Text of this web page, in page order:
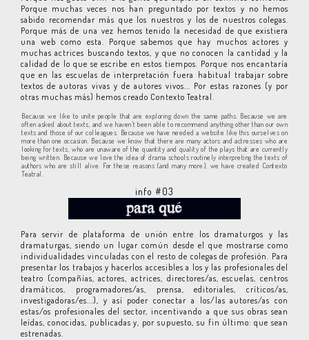
Porque muchas veces nos han preguntado por textos y no hemos
sabido recomendar más que los nuestros y los de nuestros colegas.
Porque más de una vez hemos tenido la necesidad de que existiera
una web como esta. Porque sabemos que hay muchos actores y
muchas actrices buscando textos, y que no conocen la cantidad y la
calidad de lo que se escribe en estos tiempos. Porque nos encantaría
que en las escuelas de interpretación fuera habitual trabajar sobre
textos de autoras vivas y de autores vivos... Por estas razones (y por
otras muchas más) hemos creado Contexto Teatral.
Because we like to unite people that are exploring down the same paths. Because we are
often asked about texts, and we haven’t been able to recommend anything other than our own
texts and those of our colleagues. Because we have needed a website like this ourselves on
more than one occasion. Because we know that there are many actors and actresses who are
looking for texts, who are unaware of the quantity and quality of the plays that are currently
being written. Because we love the idea of drama schools routinely interpreting the texts of
authors who are still alive. For these reasons (and many more), we have created Contexto
Teatral.
info #03
Para servir de plataforma de unión entre los dramaturgos y las
dramaturgas, siendo un lugar común desde el que mostrarse como
individualidades vinculadas con el resto de colegas de profesión. Para
presentar los trabajos y hacerlos accesibles a los y las profesionales del
teatro (compañías, actores, actrices, directores/as, escuelas, centros
dramáticos, programadores/as, prensa, editoriales, críticos/as,
investigadoras/es...), y así poder conectar a los/las autores/as con
estas/os profesionales del sector, incentivando a que sus obras sean
leídas, conocidas, publicadas y, por supuesto, su fin último: que sean
estrenadas.